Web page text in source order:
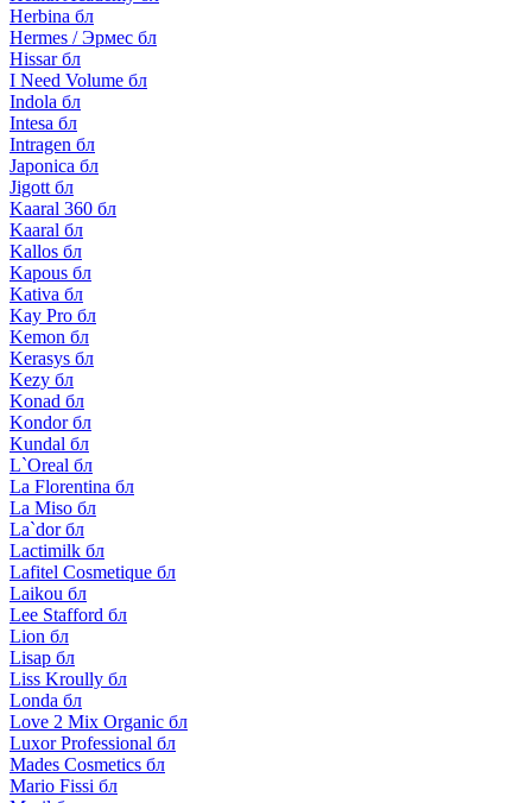
Herbina бл
Hermes / Эрмес бл
Hissar бл
I Need Volume бл
Indola бл
Intesa бл
Intragen бл
Japonica бл
Jigott бл
Kaaral 360 бл
Kaaral бл
Kallos бл
Kapous бл
Kativa бл
Kay Pro бл
Kemon бл
Kerasys бл
Kezy бл
Konad бл
Kondor бл
Kundal бл
L`Oreal бл
La Florentina бл
La Miso бл
La`dor бл
Lactimilk бл
Lafitel Cosmetique бл
Laikou бл
Lee Stafford бл
Lion бл
Lisap бл
Liss Kroully бл
Londa бл
Love 2 Mix Organic бл
Luxor Professional бл
Mades Cosmetics бл
Mario Fissi бл